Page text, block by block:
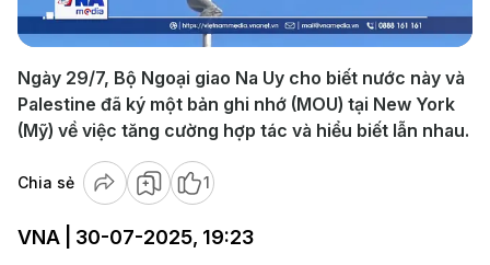
Video
Ngày 29/7, Bộ Ngoại giao Na Uy cho biết nước này và
Palestine đã ký một bản ghi nhớ (MOU) tại New York
(Mỹ) về việc tăng cường hợp tác và hiểu biết lẫn nhau.
Chia sẻ 1
VNA | 30-07-2025, 19:23